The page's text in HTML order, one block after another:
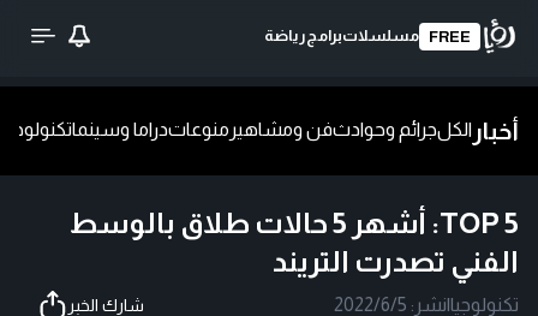
FREE مسلسلاتبرامج رياضة
أخبار الكلجرائم وحوادثفن ومشاهير منوعاتدراما وسينماتكنولوجيا
TOP 5: أشهر 5 حالات طلاق بالوسط
الفني تصدرت التريند
تكنولوجيا|نشر: 2022/6/5 شارك الخبر